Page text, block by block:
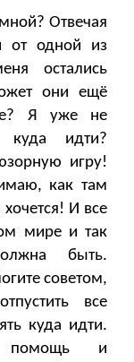
Отвечая
от одной из
остались
они ещё
Я уже не
идти?
игру!
как там
И все
мире и так
быть.
советом,
все
куда идти.
помощь и